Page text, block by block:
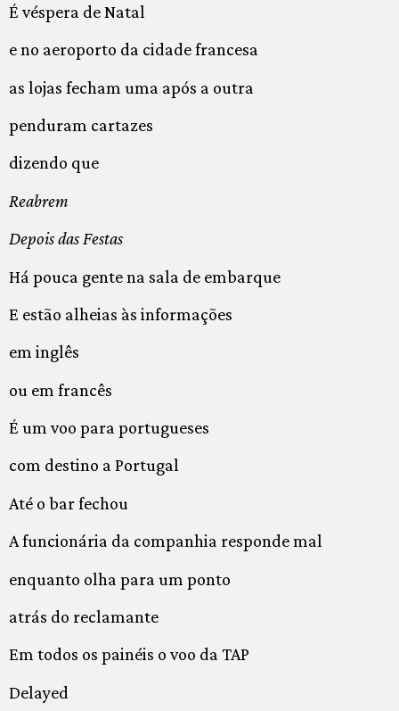
É véspera de Natal
e no aeroporto da cidade francesa
as lojas fecham uma após a outra
penduram cartazes
dizendo que
Reabrem
Depois das Festas
Há pouca gente na sala de embarque
E estão alheias às informações
em inglês
ou em francês
É um voo para portugueses
com destino a Portugal
Até o bar fechou
A funcionária da companhia responde mal
enquanto olha para um ponto
atrás do reclamante
Em todos os painéis o voo da TAP
Delayed